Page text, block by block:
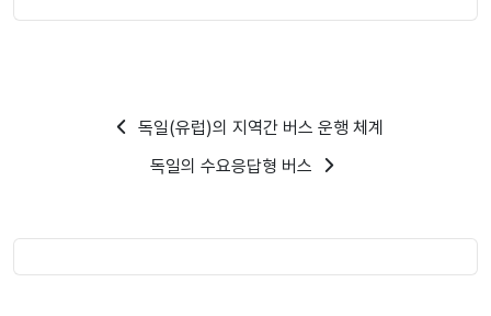
독일(유럽)의 지역간 버스 운행 체계
독일의 수요응답형 버스